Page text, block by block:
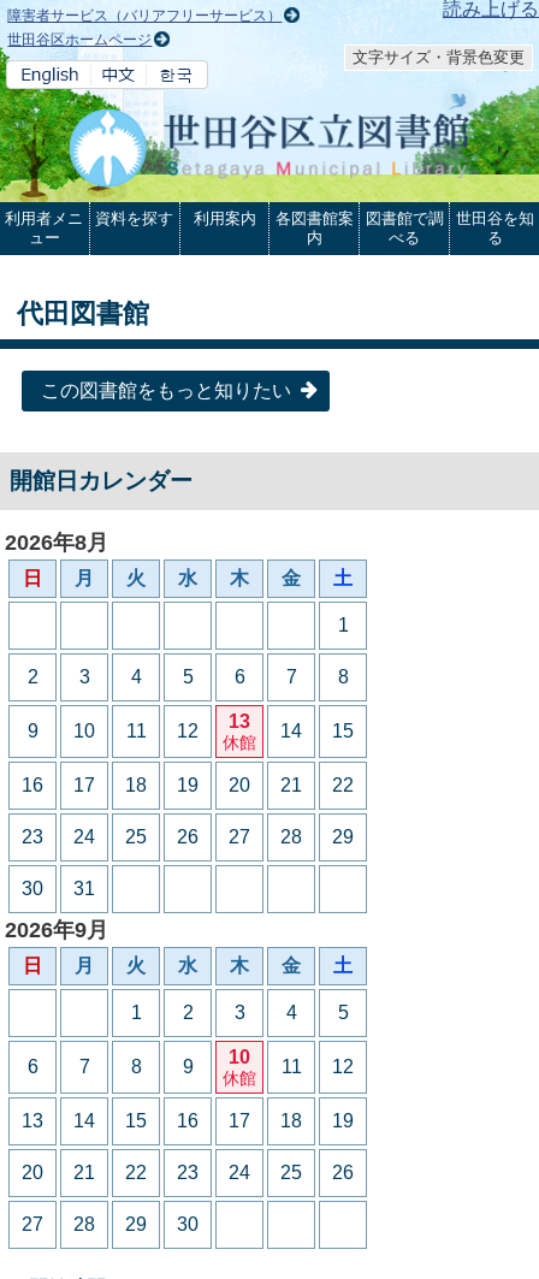
本文へ 読み上げる
障害者サービス（バリアフリーサービス）
世田谷区ホームページ
文字サイズ・背景色変更
利用者メニ
ュー
資料を探す 利用案内
各図書館案
内
図書館で調
べる
世田谷を知
る
代田図書館
この図書館をもっと知りたい
開館日カレンダー
2026年8月
日 月 火 水 木 金 土
1
2 3 4 5 6 7 8
9 10 11 12 13
休館
14 15
16 17 18 19 20 21 22
23 24 25 26 27 28 29
30 31
2026年9月
日 月 火 水 木 金 土
1 2 3 4 5
6 7 8 9 10
休館
11 12
13 14 15 16 17 18 19
20 21 22 23 24 25 26
27 28 29 30